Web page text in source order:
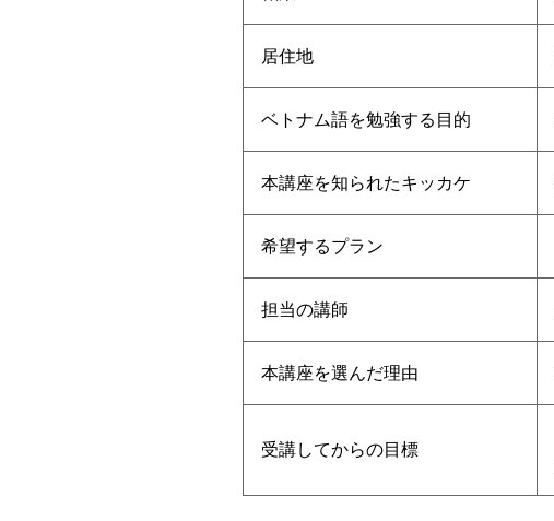
居住地
ベトナム語を勉強する目的
本講座を知られたキッカケ
希望するプラン
担当の講師
本講座を選んだ理由
受講してからの目標